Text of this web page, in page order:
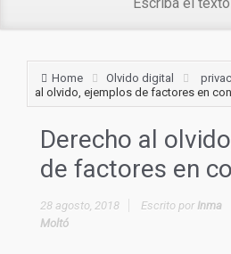
Home Olvido digital
al olvido, ejemplos de factores en
Derecho al
de factores en
28 agosto, 2018 Escrito por Inma
Moltó